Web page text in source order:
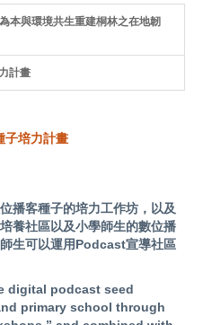
本與環境共生重建桐林之在地韌
計畫
子培力計畫
播客種子的培力工作坊，以及
養社區以及小學師生的數位播
生可以運用Podcast宣導社區
digital podcast seed
primary school through